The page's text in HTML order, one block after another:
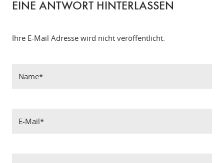
EINE ANTWORT HINTERLASSEN
Ihre E-Mail Adresse wird nicht veröffentlicht.